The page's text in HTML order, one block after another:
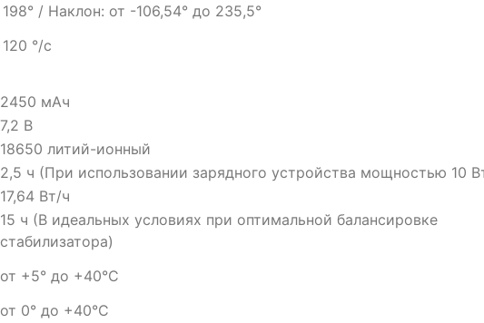
198° / Наклон: от -106,54° до 235,5°
120 °/с
2450 мАч
7,2 В
18650 литий-ионный
2,5 ч (При использовании зарядного устройства мощностью 10
17,64 Вт/ч
15 ч (В идеальных условиях при оптимальной балансировке
стабилизатора)
от +5° до +40°C
от 0° до +40°C